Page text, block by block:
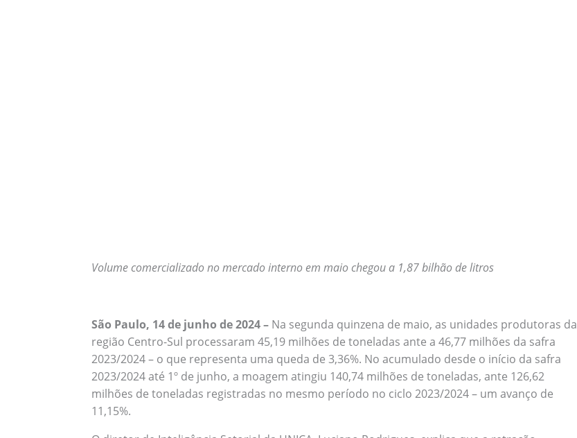
Volume comercializado no mercado interno em maio chegou a 1,87 bilhão de litros
São Paulo, 14 de junho de 2024 – Na segunda quinzena de maio, as unidades produtoras da
região Centro-Sul processaram 45,19 milhões de toneladas ante a 46,77 milhões da safra
2023/2024 – o que representa uma queda de 3,36%. No acumulado desde o início da safra
2023/2024 até 1º de junho, a moagem atingiu 140,74 milhões de toneladas, ante 126,62
milhões de toneladas registradas no mesmo período no ciclo 2023/2024 – um avanço de
11,15%.